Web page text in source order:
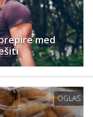
med
OGLAS